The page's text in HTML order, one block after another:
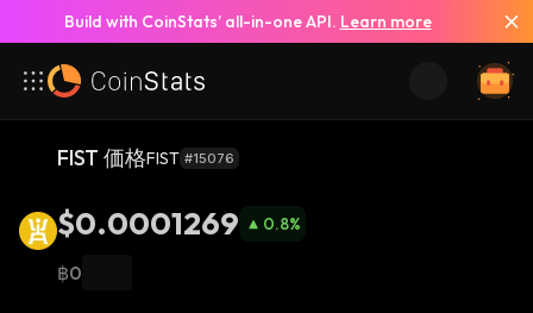
Build with CoinStats’ all-in-one API. Learn more
FIST 価格FIST #15076
$0.0001269 0.8%
฿0